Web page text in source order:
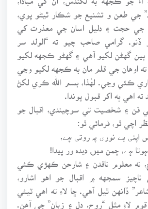
جي طعن و تشنيع جو شڪار ٿيڻو پوي،
جي حجت ۽ دليل اسان جي معذرت کي
ڏنو. گرامي صاحب چيو ته “الولد سر
تي ٻين گهڻن لکيو آهي ۽ گهڻو ڪجهه لکيو
اوهان جي قلم مان به ڪجهه لکيو وڃي
ڪئي وڃي. لهٰذا، بسم الله ڪري لکڻ
اهي ٻه اکر قبول پوندا.
فن ۽ شخصيت تي سوچيندي، اقبال جو
اچي ٿو، فرمائي ٿو:
اپنی بے نوری پہ روتی ہے،
ہے، چمن میں دیدہ ور پیدا!
نه معلوم ناقدن ۽ شارحن ڪهڙي ڪئي
ناچيز سمجهه ۾ اقبال جو اهو اشارو،
ڏانهن ٿيل آهي. ڇا لاءِ ته اهي ٽيئي
لاءِ مثل “روح، دل ۽ زبان” جي آهن.